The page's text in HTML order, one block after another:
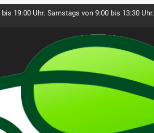
19:00 Uhr. Samstags von 9:00 bis 13:30 Uhr.